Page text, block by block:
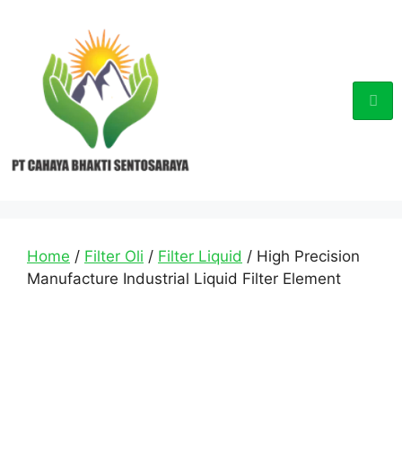
Home / Filter Oli / Filter Liquid / High Precision
Manufacture Industrial Liquid Filter Element